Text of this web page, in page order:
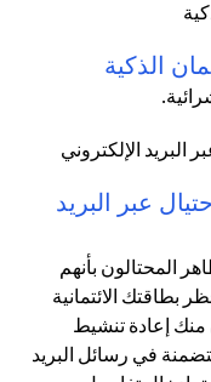
الذكية
عبر البريد
المحتالون بأنهم
الائتمانية
إعادة تنشيط
في رسائل البريد